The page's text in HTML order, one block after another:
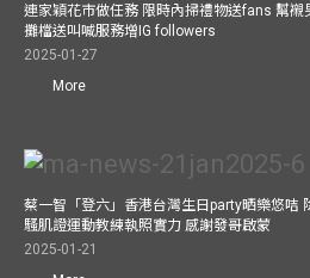
連家穎花市做任務 限時內掃禮物送fans 幫襯
攤檔送叫喊服務增IG followers
2025-01-27
More
蔡一智「登六」香港台灣生日party晒樂悠咭
騷肌證運動教練執照實力 感謝發哥啟蒙
2025-01-21